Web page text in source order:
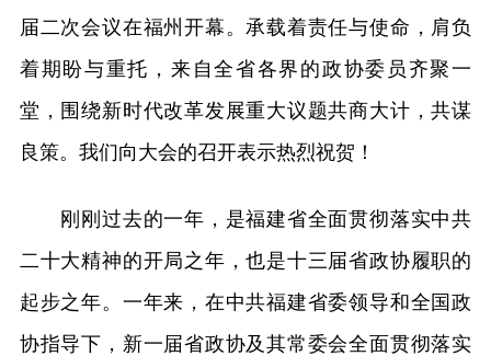
届二次会议在福州开幕。承载着责任与使命，肩负
着期盼与重托，来自全省各界的政协委员齐聚一
堂，围绕新时代改革发展重大议题共商大计，共谋
良策。我们向大会的召开表示热烈祝贺！
刚刚过去的一年，是福建省全面贯彻落实中共
二十大精神的开局之年，也是十三届省政协履职的
起步之年。一年来，在中共福建省委领导和全国政
协指导下，新一届省政协及其常委会全面贯彻落实